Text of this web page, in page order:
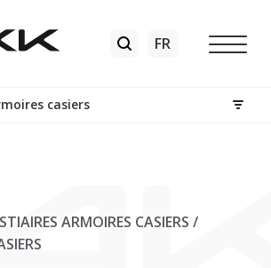
casiers
ARMOIRES CASIERS /